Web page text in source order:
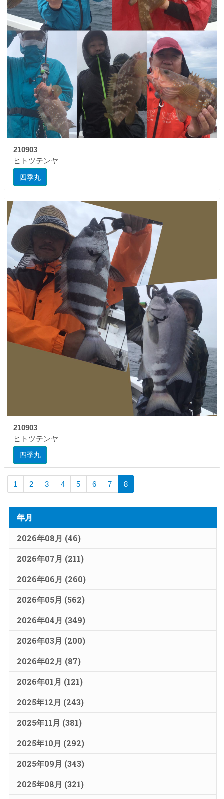
210903
ヒトツテンヤ
四季丸
210903
ヒトツテンヤ
四季丸
1 2 3 4 5 6 7 8
年月
2026年08月 (46)
2026年07月 (211)
2026年06月 (260)
2026年05月 (562)
2026年04月 (349)
2026年03月 (200)
2026年02月 (87)
2026年01月 (121)
2025年12月 (243)
2025年11月 (381)
2025年10月 (292)
2025年09月 (343)
2025年08月 (321)